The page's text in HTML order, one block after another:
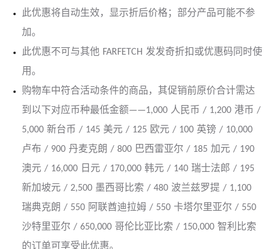
此优惠将自动生效，显示折后价格；部分产品可能不参
加。
此优惠不可与其他 FARFETCH 发发奇折扣或优惠码同时使
用。
购物车中符合活动条件的商品，其促销前原价合计需达
到以下对应币种最低金额——1,000 人民币 / 1,200 港币 /
5,000 新台币 / 145 美元 / 125 欧元 / 100 英镑 / 10,000
卢布 / 900 丹麦克朗 / 800 巴西雷亚尔 / 185 加元 / 190
澳元 / 16,000 日元 / 170,000 韩元 / 140 瑞士法郎 / 195
新加坡元 / 2,500 墨西哥比索 / 480 波兰兹罗提 / 1,100
瑞典克朗 / 550 阿联酋迪拉姆 / 550 卡塔尔里亚尔 / 550
沙特里亚尔 / 650,000 哥伦比亚比索 / 150,000 智利比索
的订单可享受此优惠。